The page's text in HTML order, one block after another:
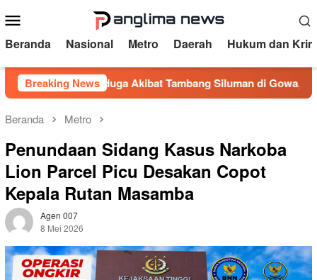
ke
kontenMobile
Beranda Nasional Metro Daerah Hukum dan
Breaking News
Diduga Akibat Tambang Siluman di Gowa, PRI Desak
Beranda Metro
Penundaan Sidang Kasus Narkoba
Lion Parcel Picu Desakan Copot
Kepala Rutan Masamba
Agen 007
8 Mei 2026